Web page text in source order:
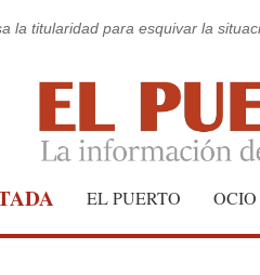
la titularidad para esquivar la
EL PUERTO